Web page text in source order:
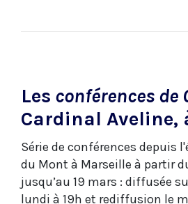
Les conférences de
Cardinal Aveline,
Série de conférences depuis
du Mont à Marseille à partir
jusqu’au 19 mars : diffusée
lundi à 19h et rediffusion le